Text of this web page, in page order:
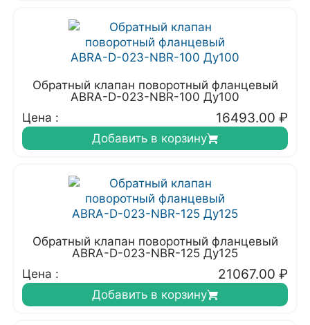
Обратный клапан поворотный фланцевый
ABRA-D-023-NBR-100 Ду100
Цена :
16493.00 ₽
Добавить в корзину
Обратный клапан поворотный фланцевый
ABRA-D-023-NBR-125 Ду125
Цена :
21067.00 ₽
Добавить в корзину